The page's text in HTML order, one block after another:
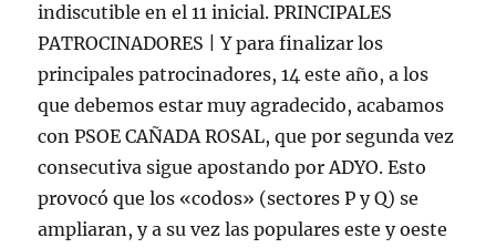
indiscutible en el 11 inicial. PRINCIPALES
PATROCINADORES | Y para finalizar los
principales patrocinadores, 14 este año, a los
que debemos estar muy agradecido, acabamos
con PSOE CAÑADA ROSAL, que por segunda vez
consecutiva sigue apostando por ADYO. Esto
provocó que los «codos» (sectores P y Q) se
ampliaran, y a su vez las populares este y oeste